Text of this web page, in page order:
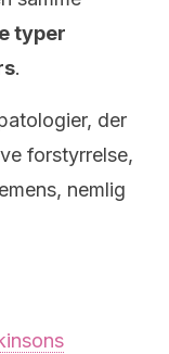
typer
.
der
forstyrrelse,
nemlig